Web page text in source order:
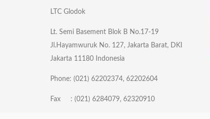
LTC Glodok
Lt. Semi Basement Blok B No.17-19
Jl.Hayamwuruk No. 127, Jakarta Barat, DKI
Jakarta 11180 Indonesia
Phone: (021) 62202374, 62202604
Fax : (021) 6284079, 62320910